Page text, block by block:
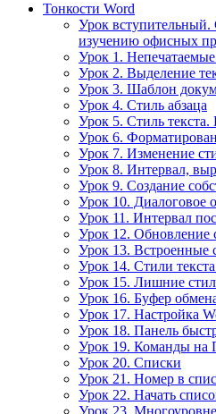
Тонкости Word
Урок
изучению офисных
Урок 1.
Урок 2. Выделение
Урок 3. Шаблон
Урок 4. Стиль абзаца
Урок 5. Стиль
Урок 6.
Урок 7. Изменение
Урок 8. Интервал,
Урок 9. Создание
Урок 10. Диалоговое
Урок 11. Интервал
Урок 12. Обновление
Урок 13. Встроенные
Урок 14. Стили
Урок 15. Лишние
Урок 16. Буфер
Урок 17. Настройка
Урок 18. Панель
Урок 19. Команды на
Урок 20. Списки
Урок 21. Номер в
Урок 22. Начать